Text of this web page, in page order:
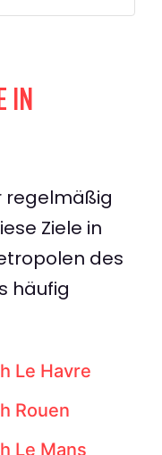
IN
regelmäßig
Ziele in
des
häufig
Le Havre
Rouen
Le Mans